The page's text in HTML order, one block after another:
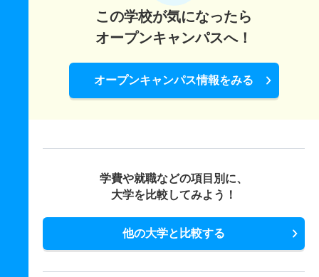
この学校が気になったら
オープンキャンパスへ！
オープンキャンパス情報をみる
学費や就職などの項目別に、
大学を比較してみよう！
他の大学と比較する